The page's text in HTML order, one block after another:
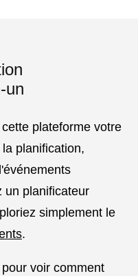
un
plateforme votre
planification,
un planificateur
simplement le
.
voir comment